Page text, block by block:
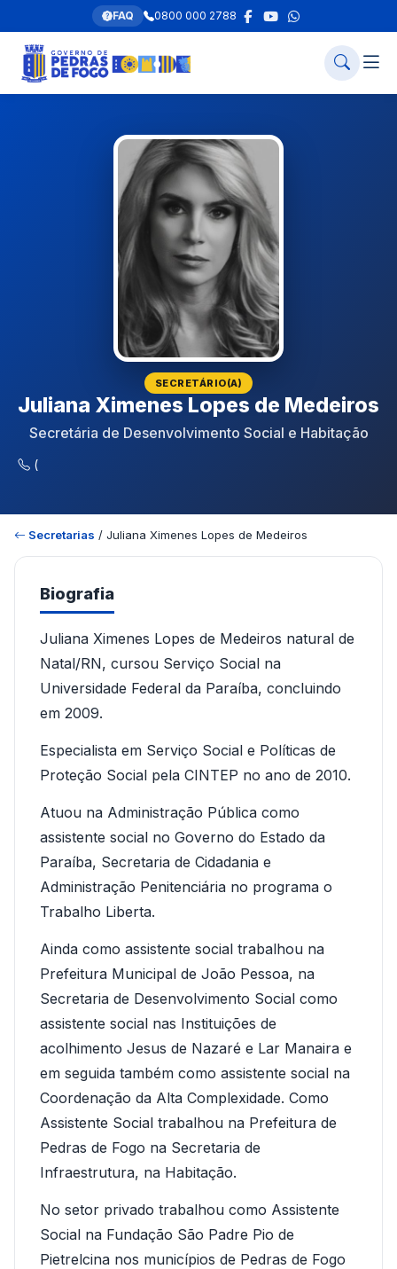
FAQ 0800 000 2788
SECRETÁRIO(A)
Juliana Ximenes Lopes de Medeiros
Secretária de Desenvolvimento Social e Habitação
(
Secretarias / Juliana Ximenes Lopes de Medeiros
Biografia
Juliana Ximenes Lopes de Medeiros natural de
Natal/RN, cursou Serviço Social na
Universidade Federal da Paraíba, concluindo
em 2009.
Especialista em Serviço Social e Políticas de
Proteção Social pela CINTEP no ano de 2010.
Atuou na Administração Pública como
assistente social no Governo do Estado da
Paraíba, Secretaria de Cidadania e
Administração Penitenciária no programa o
Trabalho Liberta.
Ainda como assistente social trabalhou na
Prefeitura Municipal de João Pessoa, na
Secretaria de Desenvolvimento Social como
assistente social nas Instituições de
acolhimento Jesus de Nazaré e Lar Manaira e
em seguida também como assistente social na
Coordenação da Alta Complexidade. Como
Assistente Social trabalhou na Prefeitura de
Pedras de Fogo na Secretaria de
Infraestrutura, na Habitação.
No setor privado trabalhou como Assistente
Social na Fundação São Padre Pio de
Pietrelcina nos municípios de Pedras de Fogo